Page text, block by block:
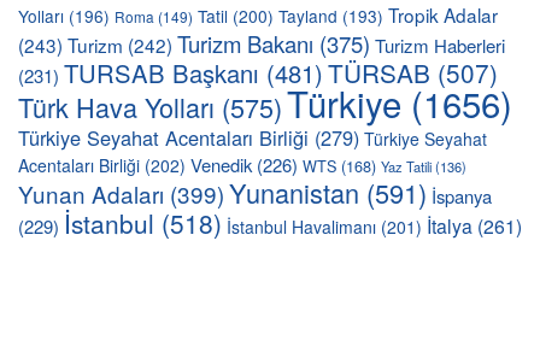
Yolları (196) Roma (149) Tatil (200) Tayland (193) Tropik Adalar
(243) Turizm (242) Turizm Bakanı (375) Turizm Haberleri
(231) TURSAB Başkanı (481)TÜRSAB (507)
Türk Hava Yolları (575)Türkiye (1656)
Türkiye Seyahat Acentaları Birliği (279) Türkiye Seyahat
Acentaları Birliği (202) Venedik (226) WTS (168) Yaz Tatili(136)
Yunan Adaları (399)Yunanistan (591) İspanya
(229) İstanbul (518) İstanbul Havalimanı (201) İtalya (261)